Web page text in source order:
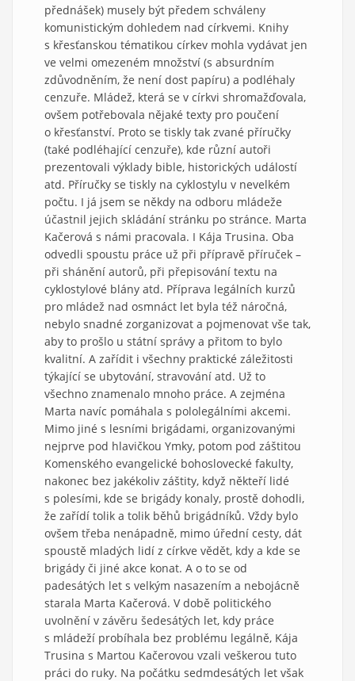
přednášek) musely být předem schváleny
komunistickým dohledem nad církvemi. Knihy
s křesťanskou tématikou církev mohla vydávat jen
ve velmi omezeném množství (s absurdním
zdůvodněním, že není dost papíru) a podléhaly
cenzuře. Mládež, která se v církvi shromažďovala,
ovšem potřebovala nějaké texty pro poučení
o křesťanství. Proto se tiskly tak zvané příručky
(také podléhající cenzuře), kde různí autoři
prezentovali výklady bible, historických událostí
atd. Příručky se tiskly na cyklostylu v nevelkém
počtu. I já jsem se někdy na odboru mládeže
účastnil jejich skládání stránku po stránce. Marta
Kačerová s námi pracovala. I Kája Trusina. Oba
odvedli spoustu práce už při přípravě příruček –
při shánění autorů, při přepisování textu na
cyklostylové blány atd. Příprava legálních kurzů
pro mládež nad osmnáct let byla též náročná,
nebylo snadné zorganizovat a pojmenovat vše tak,
aby to prošlo u státní správy a přitom to bylo
kvalitní. A zařídit i všechny praktické záležitosti
týkající se ubytování, stravování atd. Už to
všechno znamenalo mnoho práce. A zejména
Marta navíc pomáhala s pololegálními akcemi.
Mimo jiné s lesními brigádami, organizovanými
nejprve pod hlavičkou Ymky, potom pod záštitou
Komenského evangelické bohoslovecké fakulty,
nakonec bez jakékoliv záštity, když někteří lidé
s polesími, kde se brigády konaly, prostě dohodli,
že zařídí tolik a tolik běhů brigádníků. Vždy bylo
ovšem třeba nenápadně, mimo úřední cesty, dát
spoustě mladých lidí z církve vědět, kdy a kde se
brigády či jiné akce konat. A o to se od
padesátých let s velkým nasazením a nebojácně
starala Marta Kačerová. V době politického
uvolnění v závěru šedesátých let, kdy práce
s mládeží probíhala bez problému legálně, Kája
Trusina s Martou Kačerovou vzali veškerou tuto
práci do ruky. Na počátku sedmdesátých let však